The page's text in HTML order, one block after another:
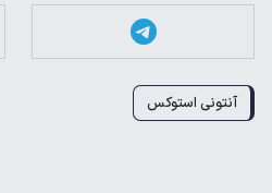
آنتونی استوکس